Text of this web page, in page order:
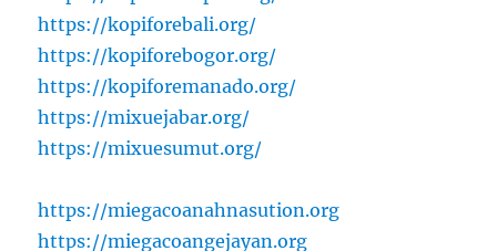
https://kopiforebali.org/
https://kopiforebogor.org/
https://kopiforemanado.org/
https://mixuejabar.org/
https://mixuesumut.org/
https://miegacoanahnasution.org
https://miegacoangejayan.org